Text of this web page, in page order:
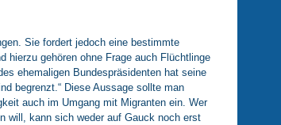
Sie fordert jedoch eine bestimmte
hierzu gehören ohne Frage auch Flüchtlinge
ehemaligen Bundespräsidenten hat seine
begrenzt.“ Diese Aussage sollte man
auch im Umgang mit Migranten ein. Wer
will, kann sich weder auf Gauck noch erst